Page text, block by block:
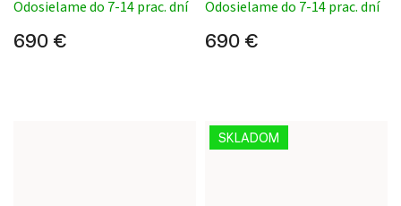
Odosielame do 7-14 prac. dní
690 €
Odosielame do 7-14 prac. dní
690 €
SKLADOM